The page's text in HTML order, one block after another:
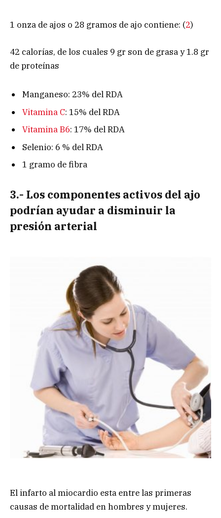
1 onza de ajos o 28 gramos de ajo contiene: (2)
42 calorías, de los cuales 9 gr son de grasa y 1.8 gr
de proteínas
Manganeso: 23% del RDA
Vitamina C: 15% del RDA
Vitamina B6: 17% del RDA
Selenio: 6 % del RDA
1 gramo de fibra
3.- Los componentes activos del ajo
podrían ayudar a disminuir la
presión arterial
El infarto al miocardio esta entre las primeras
causas de mortalidad en hombres y mujeres.